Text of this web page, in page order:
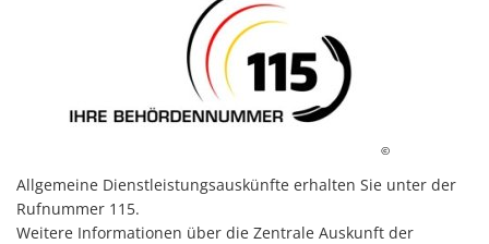
©
Allgemeine Dienstleistungsauskünfte erhalten Sie unter der
Rufnummer 115.
Weitere Informationen über die Zentrale Auskunft der